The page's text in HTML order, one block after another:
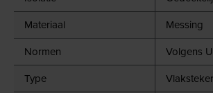
Materiaal
Messing
Normen
Volgens
Type
Vlaksteker